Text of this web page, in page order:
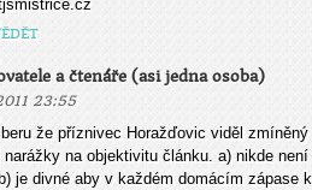
a čtenáře (asi jedna osoba)
23:55
že příznivec Horažďovic viděl
na objektivitu článku. a) nikde
je divné aby v každém domácím zápase